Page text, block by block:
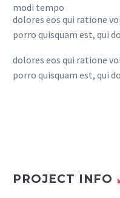
modi tempo
dolores eos qui ratione
porro quisquam est, qui
dolores eos qui ratione
porro quisquam est, qui
PROJECT INFO